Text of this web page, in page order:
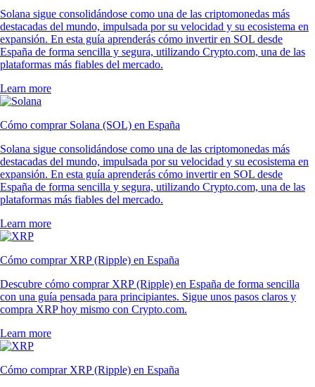
Solana sigue consolidándose como una de las criptomonedas más
destacadas del mundo, impulsada por su velocidad y su ecosistema en
expansión. En esta guía aprenderás cómo invertir en SOL desde
España de forma sencilla y segura, utilizando Crypto.com, una de las
plataformas más fiables del mercado.
Learn more
Cómo comprar Solana (SOL) en España
Solana sigue consolidándose como una de las criptomonedas más
destacadas del mundo, impulsada por su velocidad y su ecosistema en
expansión. En esta guía aprenderás cómo invertir en SOL desde
España de forma sencilla y segura, utilizando Crypto.com, una de las
plataformas más fiables del mercado.
Learn more
Cómo comprar XRP (Ripple) en España
Descubre cómo comprar XRP (Ripple) en España de forma sencilla
con una guía pensada para principiantes. Sigue unos pasos claros y
compra XRP hoy mismo con Crypto.com.
Learn more
Cómo comprar XRP (Ripple) en España